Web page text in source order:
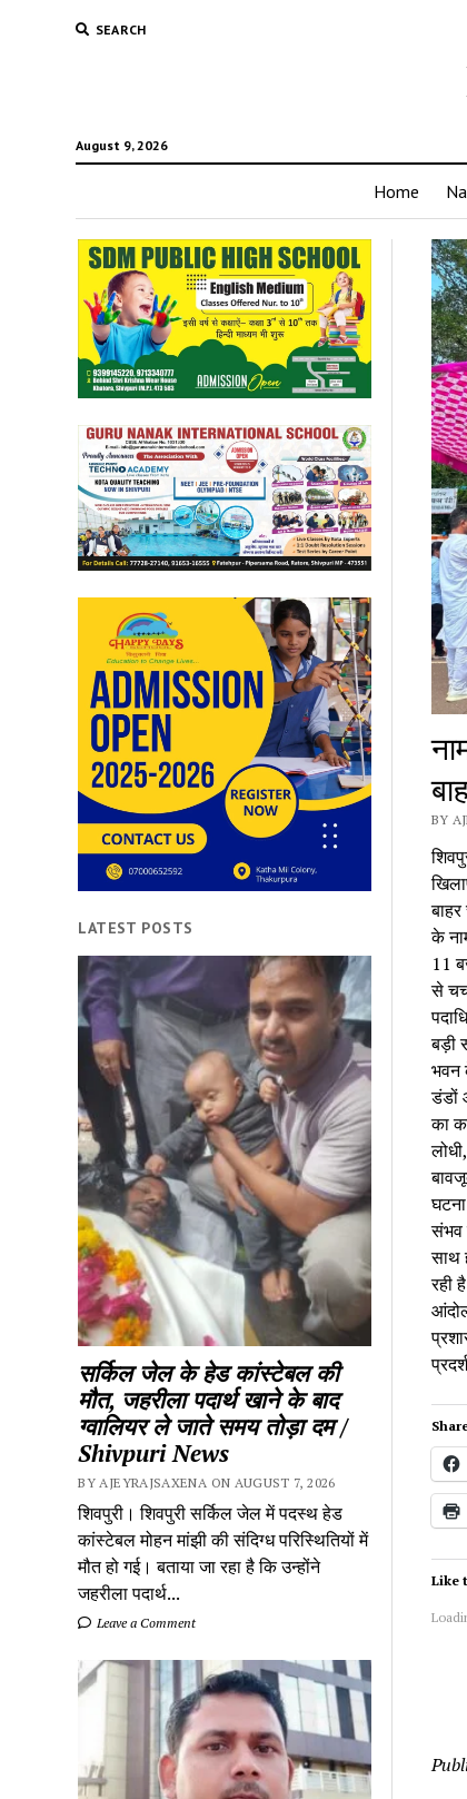
SEARCH
August 9, 2026
Home
LATEST POSTS
सर्किल जेल के हेड कांस्टेबल की
मौत, जहरीला पदार्थ खाने के बाद
ग्वालियर ले जाते समय तोड़ा दम /
Shivpuri News
BY AJEYRAJSAXENA ON AUGUST 7, 2026
शिवपुरी। शिवपुरी सर्किल जेल में पदस्थ हेड
कांस्टेबल मोहन मांझी की संदिग्ध परिस्थितियों में
मौत हो गई। बताया जा रहा है कि उन्होंने
जहरीला पदार्थ...
Leave a Comment
BY
के
11
से
बड़ी
भवन
डंडों
का
संभव
साथ
रही
Like